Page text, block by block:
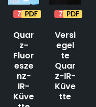
Zitat
PDF
Quar
z-
Fluor
esze
nz-
IR-
Küve
Zitat
PDF
Versi
egel
te
Quar
z-IR-
Küve
tte